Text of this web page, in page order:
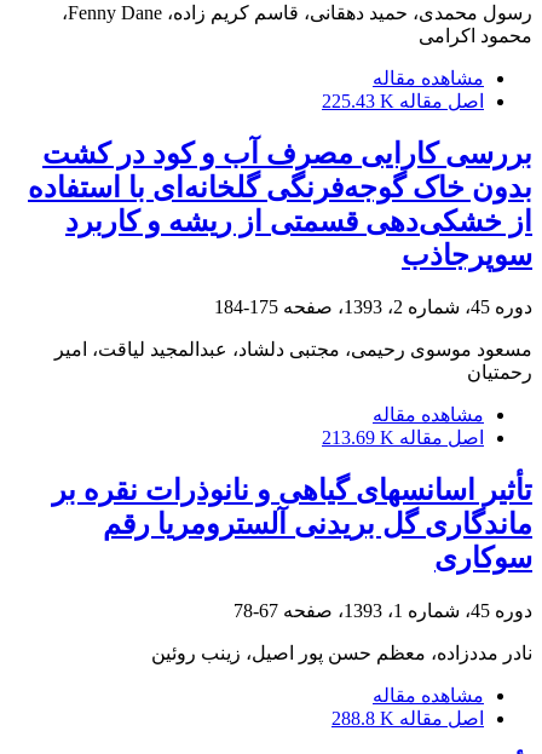
رسول محمدی، حمید دهقانی، قاسم کریم زاده، Fenny Dane،
محمود اکرامی
مشاهده مقاله
اصل مقاله 225.43 K
بررسی کارایی مصرف آب و کود در کشت
بدون خاک گوجه‌‏‌فرنگی گلخانه‏‌ای با استفاده
از خشکی‏‌دهی قسمتی از ریشه و کاربرد
سوپرجاذب
دوره 45، شماره 2، 1393، صفحه 175-184
مسعود موسوی رحیمی، مجتبی دلشاد، عبدالمجید لیاقت، امیر
رحمتیان
مشاهده مقاله
اصل مقاله 213.69 K
تأثیر اسانس‏های گیاهی و نانوذرات نقره بر
ماندگاری گل ‏بریدنی آلسترومریا رقم
سوکاری
دوره 45، شماره 1، 1393، صفحه 67-78
نادر مددزاده، معظم حسن پور اصیل، زینب روئین
مشاهده مقاله
اصل مقاله 288.8 K